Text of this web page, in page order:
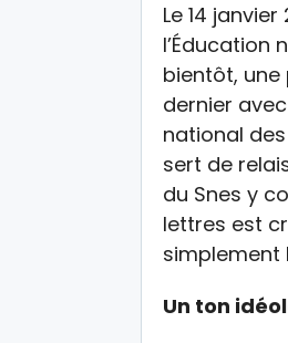
Le 14
l’Éducation
bientôt, une
dernier
national
sert de
du Snes y
lettres est
simplement
Un ton